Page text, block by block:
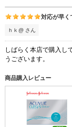
対応が早く
ｈｋ@ さん
しばらく本店で購入し
うございます。
商品購入レビュー